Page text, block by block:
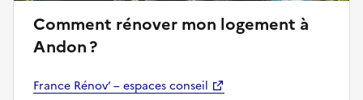
Comment rénover mon logement à
Andon ?
France Rénov’ – espaces conseil